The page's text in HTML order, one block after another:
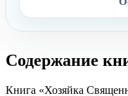
Содержание
Книга «Хозяйка